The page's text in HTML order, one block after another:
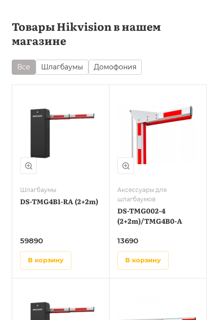
Товары Hikvision в нашем
магазине
Все Шлагбаумы Домофония
Шлагбаумы
DS-TMG4B1-RA (2+2m)
59890
в корзину
Аксессуары для
шлагбаумов
DS-TMG002-4
(2+2m)/TMG4B0-A
13690
в корзину